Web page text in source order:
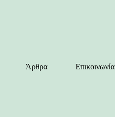
Άρθρα Επικοινωνία